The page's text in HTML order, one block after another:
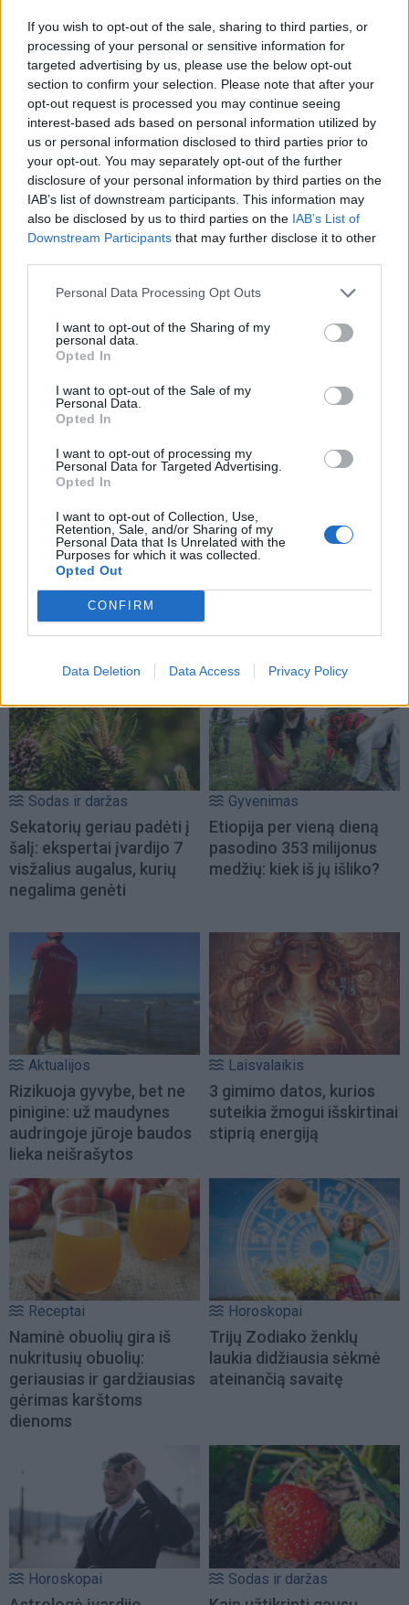
If you wish to opt-out of the sale, sharing to third parties, or
processing of your personal or sensitive information for
targeted advertising by us, please use the below opt-out
section to confirm your selection. Please note that after your
opt-out request is processed you may continue seeing
interest-based ads based on personal information utilized by
us or personal information disclosed to third parties prior to
your opt-out. You may separately opt-out of the further
disclosure of your personal information by third parties on the
IAB’s list of downstream participants. This information may
also be disclosed by us to third parties on the IAB’s List of
Downstream Participants that may further disclose it to other
Personal Data Processing Opt Outs
I want to opt-out of the Sharing of my
personal data.
Opted In
I want to opt-out of the Sale of my
Personal Data.
Opted In
I want to opt-out of processing my
Personal Data for Targeted Advertising.
Opted In
I want to opt-out of Collection, Use,
Retention, Sale, and/or Sharing of my
Personal Data that Is Unrelated with the
Purposes for which it was collected.
Opted Out
CONFIRM
Data Deletion Data Access Privacy Policy
Marijos skulptūra
statys daugiabutį(1)
Klaipėdos rajonas
Mažosios Lietuvos
pažinimui – kultūriniai
strateginės partnerystės
sutartį
Klaipėdos rajonas
Miesto pakraštyje -
naujas daugiabutis
NAUJI
Sodas ir daržas
Sekatorių geriau padėti į
šalį: ekspertai įvardijo 7
visžalius augalus, kurių
negalima genėti
Gyvenimas
Etiopija per vieną dieną
pasodino 353 milijonus
medžių: kiek iš jų išliko?
Aktualijos
Rizikuoja gyvybe, bet ne
pinigine: už maudynes
audringoje jūroje baudos
lieka neišrašytos
Laisvalaikis
3 gimimo datos, kurios
suteikia žmogui išskirtinai
stiprią energiją
Receptai
Naminė obuolių gira iš
nukritusių obuolių:
geriausias ir gardžiausias
gėrimas karštoms
dienoms
Horoskopai
Trijų Zodiako ženklų
laukia didžiausia sėkmė
ateinančią savaitę
Horoskopai Sodas ir daržas